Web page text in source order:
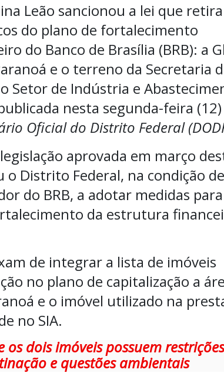
Leão sancionou a lei que retira
do plano de fortalecimento
do Banco de Brasília (BRB): a
e o terreno da Secretaria
Setor de Indústria e
nesta segunda-feira
Oficial do Distrito Federal
aprovada em março
o Distrito Federal, na condição
do BRB, a adotar medidas para
da estrutura
de integrar a lista de imóveis
no plano de capitalização a
e o imóvel utilizado na
no SIA.
dois imóveis possuem
e questões ambientais